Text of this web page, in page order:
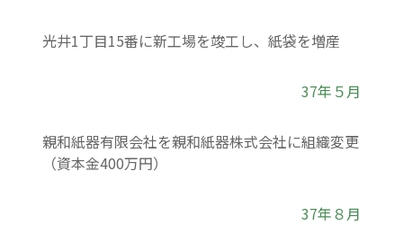
光井1丁目15番に新工場を竣工し、紙袋を増産
37年５月
親和紙器有限会社を親和紙器株式会社に組織変更
（資本金400万円）
37年８月